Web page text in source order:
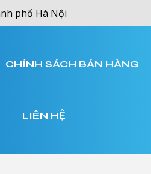
phố Hà Nội
CHÍNH SÁCH BÁN HÀNG
LIÊN HỆ